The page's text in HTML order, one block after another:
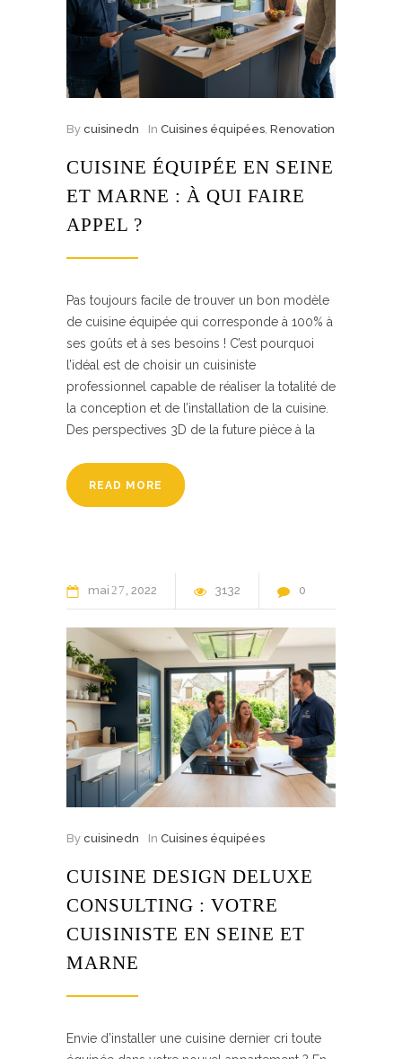
By cuisinedn In Cuisines équipées Renovation
CUISINE ÉQUIPÉE EN SEINE
ET MARNE : À QUI FAIRE
APPEL ?
Pas toujours facile de trouver un bon modèle
de cuisine équipée qui corresponde à 100% à
ses goûts et à ses besoins ! C’est pourquoi
l’idéal est de choisir un cuisiniste
professionnel capable de réaliser la totalité de
la conception et de l’installation de la cuisine.
Des perspectives 3D de la future pièce à la
READ MORE
mai 27 2022 3132 0
By cuisinedn In Cuisines équipées
CUISINE DESIGN DELUXE
CONSULTING : VOTRE
CUISINISTE EN SEINE ET
MARNE
Envie d’installer une cuisine dernier cri toute